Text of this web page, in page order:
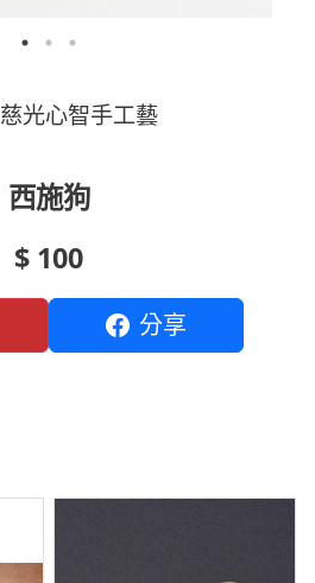
慈光心智手工藝
西施狗
$ 100
分享